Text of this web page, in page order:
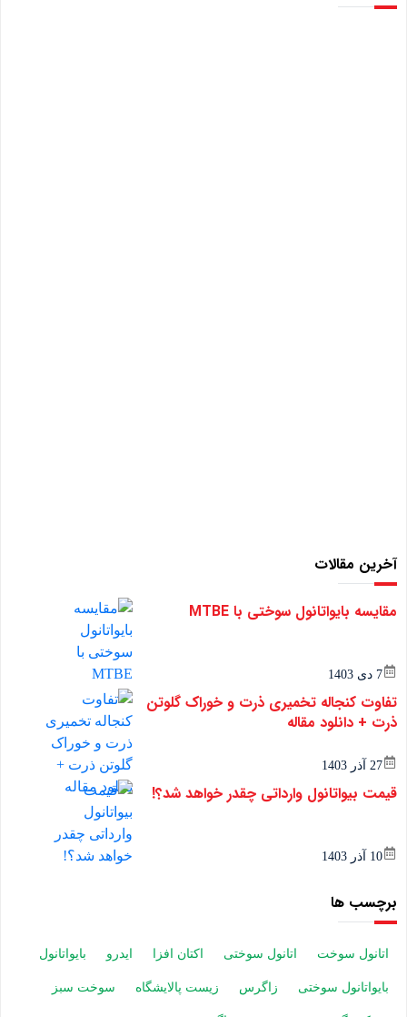
آخرین مقالات
مقایسه بایواتانول سوختی با MTBE
7 دی 1403
تفاوت کنجاله تخمیری ذرت و خوراک گلوتن
ذرت + دانلود مقاله
27 آذر 1403
قیمت بیواتانول وارداتی چقدر خواهد شد؟!
10 آذر 1403
برچسب ها
اتانول سوخت اتانول سوختی اکتان افزا ایدرو بایواتانول
بایواتانول سوختی زاگرس زیست پالایشگاه سوخت سبز